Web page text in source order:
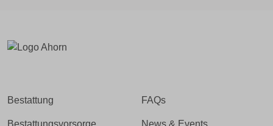
Bestattung
Bestattungsvorsorge
FAQs
News & Events